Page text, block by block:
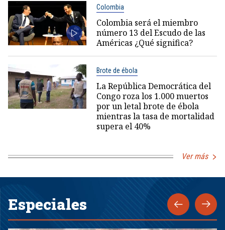
Colombia
Colombia será el miembro
número 13 del Escudo de las
Américas ¿Qué significa?
Brote de ébola
La República Democrática del
Congo roza los 1.000 muertos
por un letal brote de ébola
mientras la tasa de mortalidad
supera el 40%
Ver más
Especiales